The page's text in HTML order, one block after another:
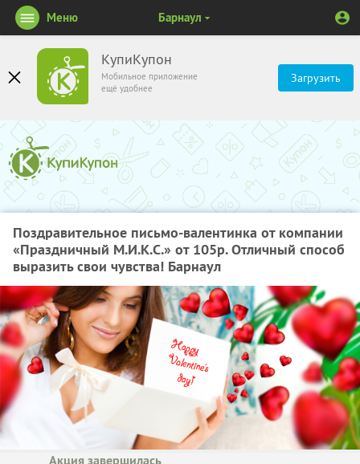
КупиКупон
Мобильное приложение
ещё удобнее
Загрузить
Меню Барнаул
Поздравительное письмо-валентинка от компании
«Праздничный М.И.К.С.» от 105р. Отличный способ
выразить свои чувства! Барнаул
Акция завершилась